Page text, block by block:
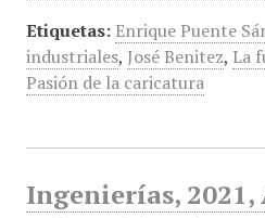
Etiquetas: Enrique Puente
industriales, José Benitez, La
Pasión de la caricatura
Ingenierías, 2021,